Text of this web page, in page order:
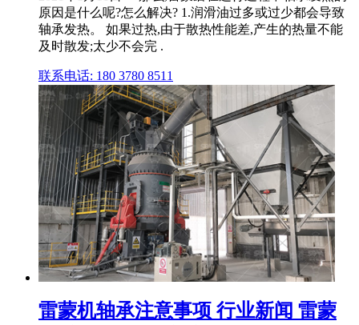
原因是什么呢?怎么解决? 1.润滑油过多或过少都会导致
轴承发热。 如果过热,由于散热性能差,产生的热量不能
及时散发;太少不会完 .
联系电话: 180 3780 8511
雷蒙机轴承注意事项 行业新闻 雷蒙